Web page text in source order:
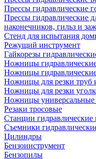
Прессы гидравлические
Прессы гидравлические
наконечников, гильз и
Стенд для испытания
Режущий инструмент
Гайкорезы
Ножницы гидравлические
Ножницы
Ножницы для резки труб
Ножницы для резки
Ножницы универсальные
Резаки тросовые
Станции гидравлические
Съемники
Цилиндры
Бензоинструмент
Бензопилы